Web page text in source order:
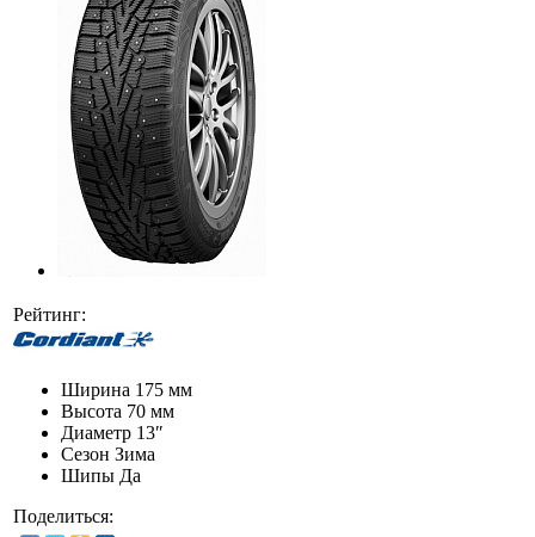
Рейтинг:
Ширина 175 мм
Высота 70 мм
Диаметр 13″
Сезон Зима
Шипы Да
Поделиться: